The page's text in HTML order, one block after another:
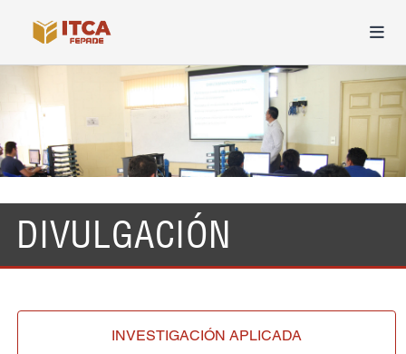
DIVULGACIÓN
INVESTIGACIÓNAPLICADA